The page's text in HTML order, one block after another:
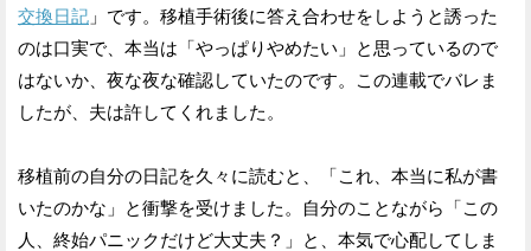
交換日記 」です。移植手術後に答え合わせをしようと誘った
のは口実で、本当は「やっぱりやめたい」と思っているので
はないか、夜な夜な確認していたのです。この連載でバレま
したが、夫は許してくれました。
移植前の自分の日記を久々に読むと、「これ、本当に私が書
いたのかな」と衝撃を受けました。自分のことながら「この
人、終始パニックだけど大丈夫？」と、本気で心配してしま